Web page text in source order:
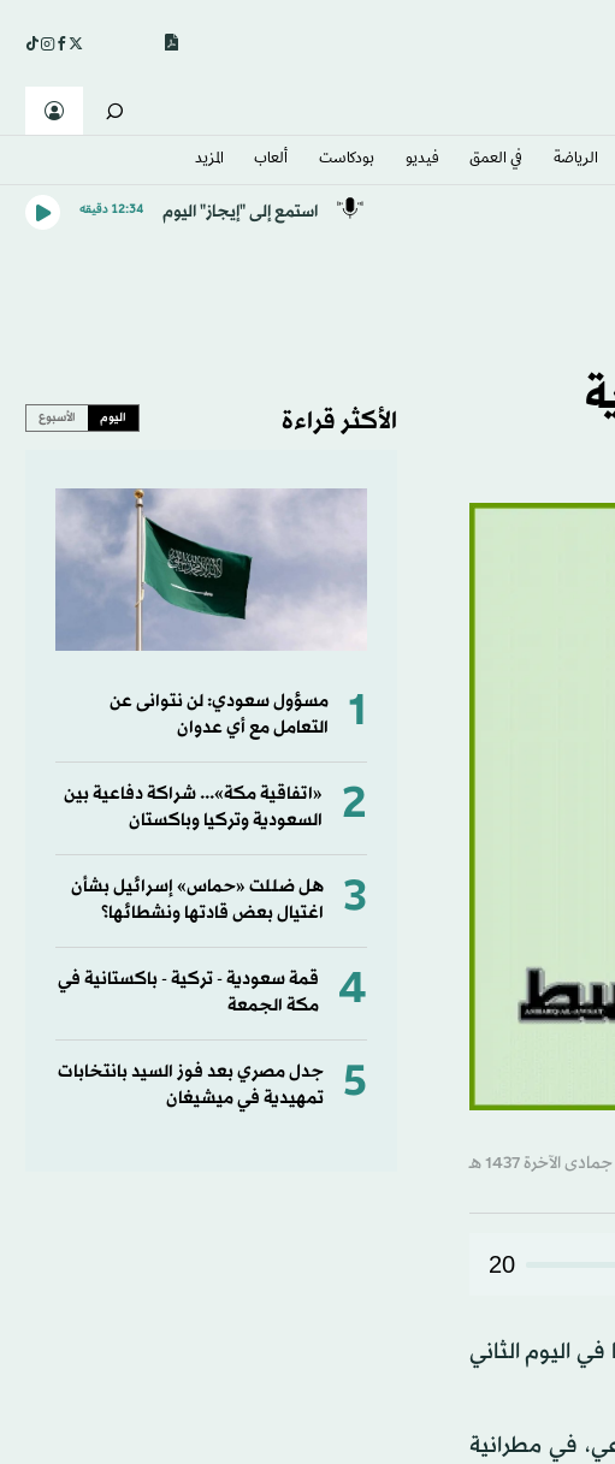
الرياضة في العمق فيديو بودكاست ألعاب المزيد
استمع إلى "إيجاز" اليوم 12:34 دقيقه
20
اليوم الثاني
في مطرانية
الأكثر قراءة اليوم الأسبوع
1
مسؤول سعودي: لن نتوانى عن
التعامل مع أي عدوان
2
«اتفاقية مكة»... شراكة دفاعية بين
السعودية وتركيا وباكستان
3
هل ضللت «حماس» إسرائيل بشأن
اغتيال بعض قادتها ونشطائها؟
4
قمة سعودية - تركية - باكستانية في
مكة الجمعة
5
جدل مصري بعد فوز السيد بانتخابات
تمهيدية في ميشيغان